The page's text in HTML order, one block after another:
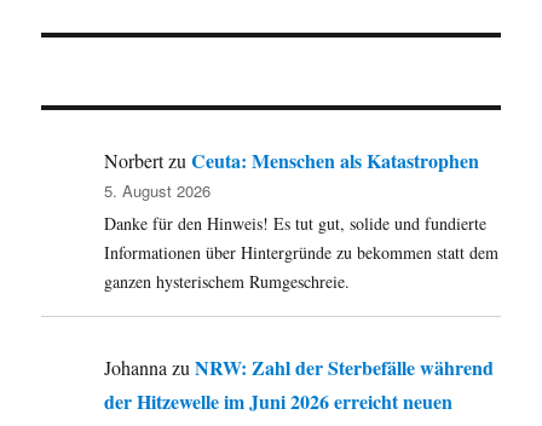
NorbertzuCeuta: Menschen als Katastrophen
5. August 2026
Danke für den Hinweis! Es tut gut, solide und fundierte
Informationen über Hintergründe zu bekommen statt dem
ganzen hysterischem Rumgeschreie.
JohannazuNRW: Zahl der Sterbefälle während
der Hitzewelle im Juni 2026 erreicht neuen